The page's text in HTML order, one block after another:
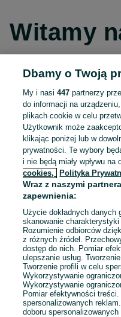
Witamy
E-mail
Hasło
Dbamy o Twoją
My i nasi447 partnerzy
do informacji na
plikach cookie w celu
Użytkownik może
klikając poniżej lub w
prywatności. Te wybory
i nie będą miały wpływu na
cookies,
Polityka
Wraz z naszymi
zapewnienia:
Użycie dokładnych
skanowanie
Rozumienie odbiorców
z różnych źródeł.
dostęp do nich. Pomiar
ulepszanie usług.
Tworzenie profili w celu
Wykorzystywanie
Wykorzystywanie
Pomiar efektywności
spersonalizowanych
doboru spersonalizowanych